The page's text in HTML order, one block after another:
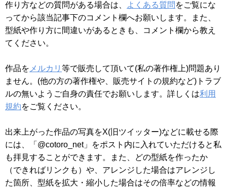
作り方などの質問がある場合は、 よくある質問 をご覧にな
ってから該当記事下のコメント欄へお願いします。また、
型紙や作り方に間違いがあるときも、コメント欄から教え
てください。
作品を メルカリ 等で販売して頂いて(私の著作権上)問題あり
ません。(他の方の著作権や、販売サイトの規約など)トラブ
ルの無いようご自身の責任でお願いします。詳しくは利用
規約をご覧ください。
出来上がった作品の写真をX(旧ツイッター)などに載せる際
には、「@cotoro_net」をポスト内に入れていただけると私
も拝見することができます。また、どの型紙を作ったか
（できればリンクも）や、アレンジした場合はアレンジし
た箇所、型紙を拡大・縮小した場合はその倍率などの情報